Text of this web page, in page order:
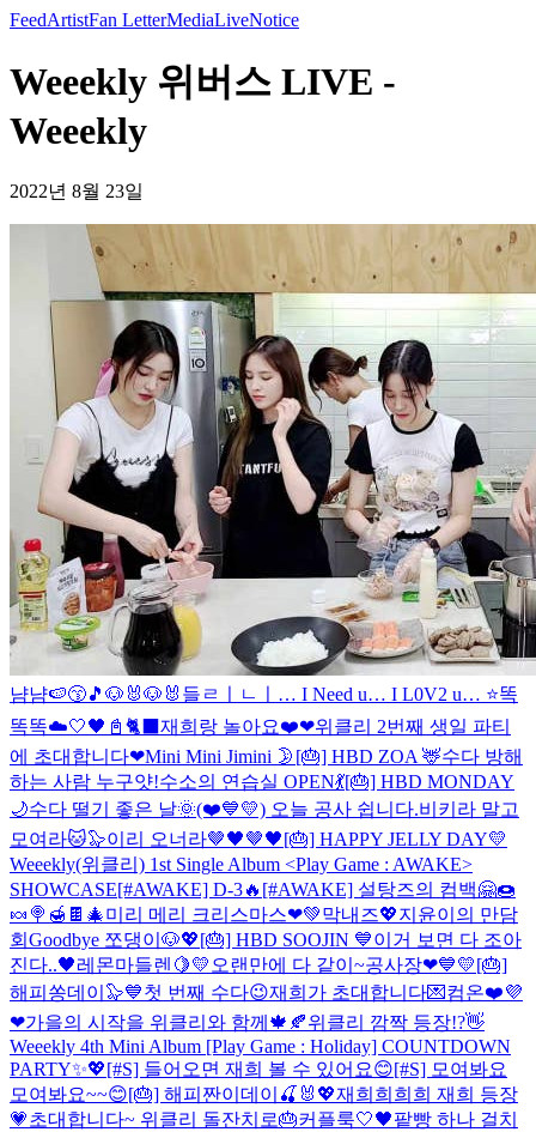
FeedArtistFan LetterMediaLiveNotice
Weeekly 위버스 LIVE -
Weeekly
2022년 8월 23일
냠냠🍉😙🎵 🐶🐰🐶🐰 들ㄹㅣㄴㅣ… I Need u… I L0V2 u… ⭐똑
똑똑☁️🤍🖤📓🐈‍⬛ 재희랑 놀아요❤️❤위클리 2번째 생일 파티
에 초대합니다❤Mini Mini Jimini 🌛 [🎂] HBD ZOA 🦌수다 방해
하는 사람 누구얏!수소의 연습실 OPEN💃[🎂] HBD MONDAY
🌙수다 떨기 좋은 날🌞(❤️💙💛) 오늘 공사 쉽니다.비키라 말고
모여라🐱🦭이리 오너라🤎🖤🤎🖤[🎂] HAPPY JELLY DAY💛
Weeekly(위클리) 1st Single Album <Play Game : AWAKE>
SHOWCASE[#AWAKE] D-3🔥 [#AWAKE] 설탕즈의 컴백🤗🍩
🍬🍭🍯🍫 🎄미리 메리 크리스마스❤💚막내즈💖지윤이의 만담
회 Goodbye 쪼댕이🐶💖[🎂] HBD SOOJIN 💙이거 보면 다 조아
진다..🖤레몬마들렌🍋💛 오랜만에 다 같이~공사장❤💙💛[🎂]
해피쏭데이🦭💙첫 번째 수다😉재희가 초대합니다💌컴온❤️💜
❤가을의 시작을 위클리와 함께🍁🍂위클리 깜짝 등장!?👋
Weeekly 4th Mini Album [Play Game : Holiday] COUNTDOWN
PARTY✨💖[#S] 들어오면 재희 볼 수 있어요😊[#S] 모여봐요
모여봐요~~😊[🎂] 해피짠이데이🍒🐰💖재희희희희 재희 등장
💗초대합니다~ 위클리 돌잔치로🎂커플룩🤍🖤팥빵 하나 걸치